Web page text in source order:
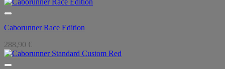
Caborunner Race Edition
288,90 €